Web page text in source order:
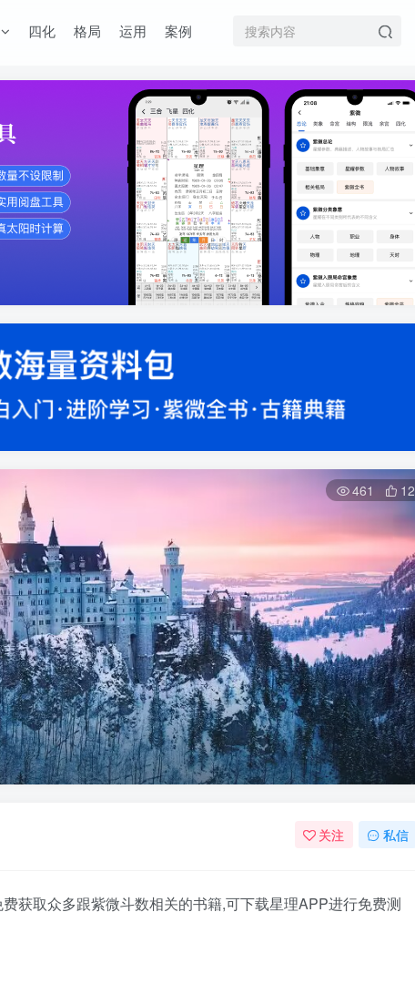
四化 格局 运用 案例
461 12
关注 私信
获取众多跟紫微斗数相关的书籍,可下载星理APP进行免费测